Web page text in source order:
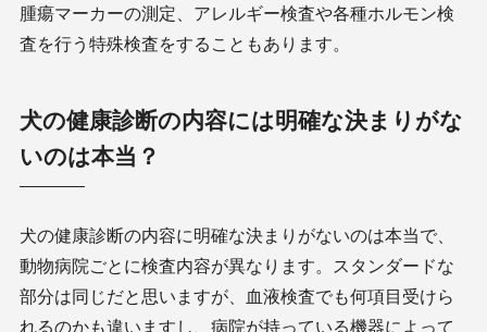
腫瘍マーカーの測定、アレルギー検査や各種ホルモン検
査を行う特殊検査をすることもあります。
犬の健康診断の内容には明確な決まりがな
いのは本当？
犬の健康診断の内容に明確な決まりがないのは本当で、
動物病院ごとに検査内容が異なります。スタンダードな
部分は同じだと思いますが、血液検査でも何項目受けら
れるのかも違いますし、病院が持っている機器によって